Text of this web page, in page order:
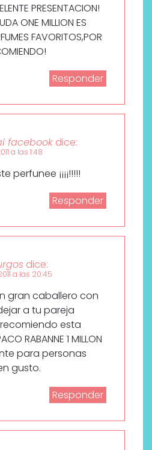
PRESENTACION!
ONE MILLION ES
FAVORITOS,POR
Responder
facebook dice:
a las 1:48
perfunee ¡¡¡¡!!!!!
Responder
dice:
a las 20:45
gran caballero con
a tu pareja
esta
RABANNE 1 MILLON
para personas
gusto.
Responder